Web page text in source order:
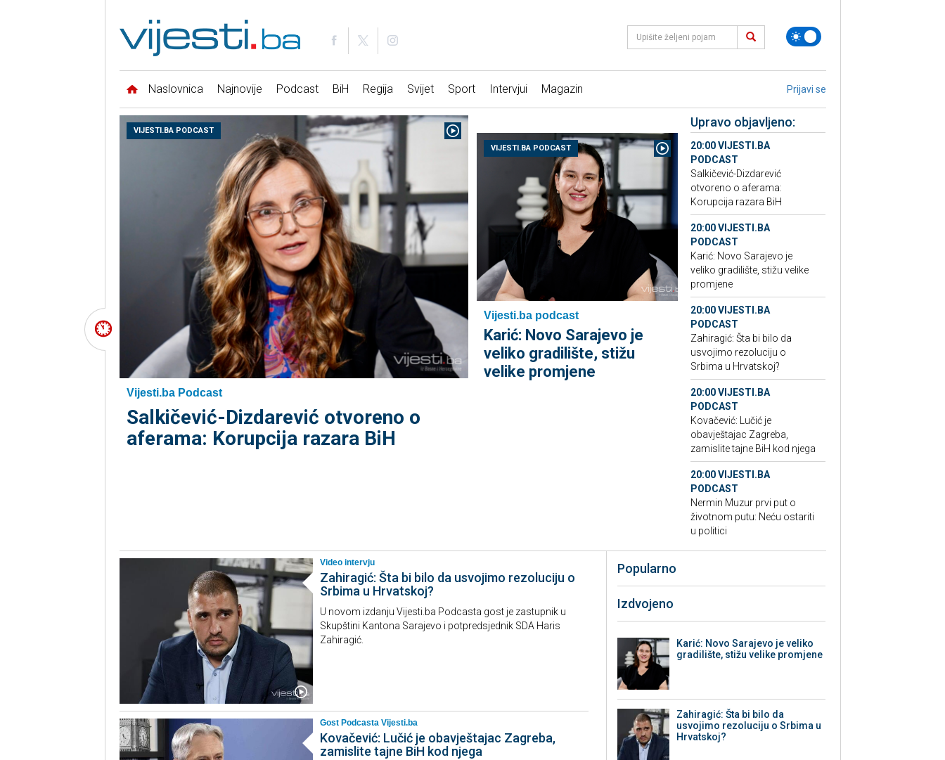
Naslovnica Najnovije Podcast BiH Regija Svijet Sport Intervjui Magazin Prijavi se
VIJESTI.BA PODCAST
Vijesti.ba Podcast
Salkičević-Dizdarević otvoreno o
aferama: Korupcija razara BiH
VIJESTI.BA PODCAST
Vijesti.ba podcast
Karić: Novo Sarajevo je
veliko gradilište, stižu
velike promjene
Upravo objavljeno:
20:00 VIJESTI.BA
PODCAST
Salkičević-Dizdarević
otvoreno o aferama:
Korupcija razara BiH
20:00 VIJESTI.BA
PODCAST
Karić: Novo Sarajevo je
veliko gradilište, stižu velike
promjene
20:00 VIJESTI.BA
PODCAST
Zahiragić: Šta bi bilo da
usvojimo rezoluciju o
Srbima u Hrvatskoj?
20:00 VIJESTI.BA
PODCAST
Kovačević: Lučić je
obavještajac Zagreba,
zamislite tajne BiH kod njega
20:00 VIJESTI.BA
PODCAST
Nermin Muzur prvi put o
životnom putu: Neću ostariti
u politici
Video intervju
Zahiragić: Šta bi bilo da usvojimo rezoluciju o
Srbima u Hrvatskoj?
U novom izdanju Vijesti.ba Podcasta gost je zastupnik u
Skupštini Kantona Sarajevo i potpredsjednik SDA Haris
Zahiragić.
Gost Podcasta Vijesti.ba
Kovačević: Lučić je obavještajac Zagreba,
zamislite tajne BiH kod njega
Popularno
Izdvojeno
Karić: Novo Sarajevo je veliko
gradilište, stižu velike promjene
Zahiragić: Šta bi bilo da
usvojimo rezoluciju o Srbima u
Hrvatskoj?